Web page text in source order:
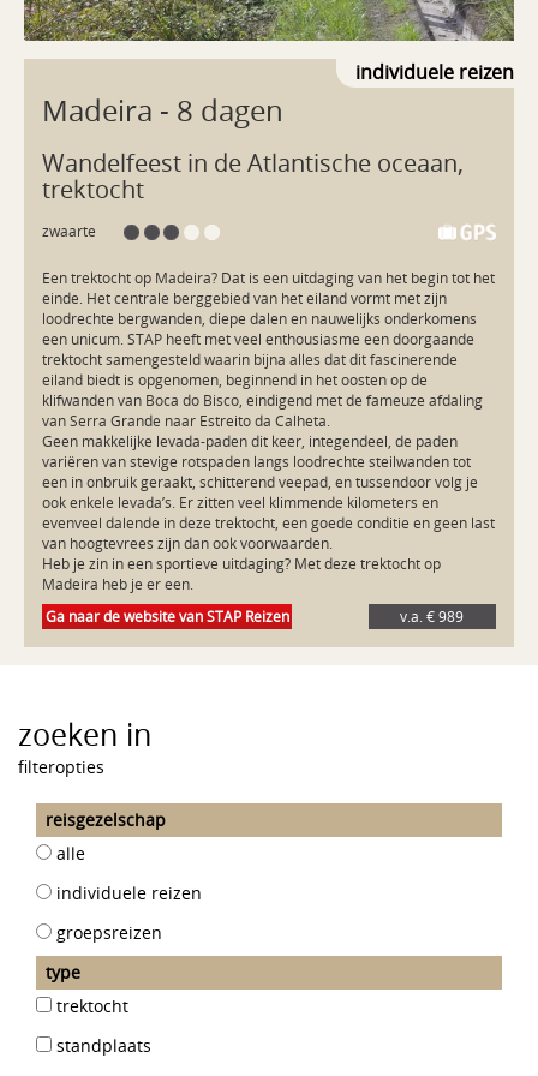
individuele reizen
Madeira - 8 dagen
Wandelfeest in de Atlantische oceaan,
trektocht
zwaarte
Een trektocht op Madeira? Dat is een uitdaging van het begin tot het
einde. Het centrale berggebied van het eiland vormt met zijn
loodrechte bergwanden, diepe dalen en nauwelijks onderkomens
een unicum. STAP heeft met veel enthousiasme een doorgaande
trektocht samengesteld waarin bijna alles dat dit fascinerende
eiland biedt is opgenomen, beginnend in het oosten op de
klifwanden van Boca do Bisco, eindigend met de fameuze afdaling
van Serra Grande naar Estreito da Calheta.
Geen makkelijke levada-paden dit keer, integendeel, de paden
variëren van stevige rotspaden langs loodrechte steilwanden tot
een in onbruik geraakt, schitterend veepad, en tussendoor volg je
ook enkele levada’s. Er zitten veel klimmende kilometers en
evenveel dalende in deze trektocht, een goede conditie en geen last
van hoogtevrees zijn dan ook voorwaarden.
Heb je zin in een sportieve uitdaging? Met deze trektocht op
Ga naar de website van STAP Reizen
v.a. € 989
zoeken in
filteropties
reisgezelschap
alle
individuele reizen
groepsreizen
type
trektocht
standplaats